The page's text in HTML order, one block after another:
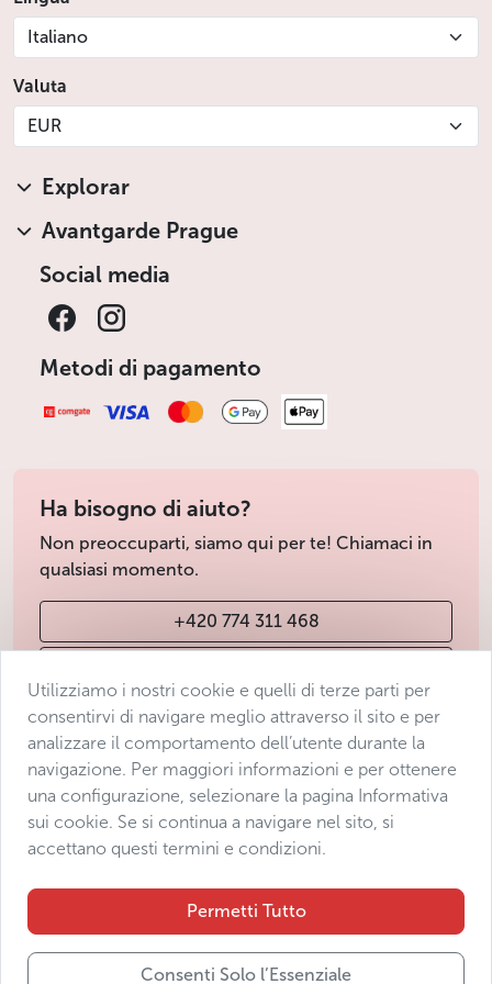
Italiano
Valuta
EUR
Explorar
Avantgarde Prague
Social media
Metodi di pagamento
Ha bisogno di aiuto?
Non preoccuparti, siamo qui per te! Chiamaci in
qualsiasi momento.
+420 774 311 468
Condizioni di vendita
Protezione dei dati
Dichiarazione di accessibilità
Manage consent
Utilizziamo i nostri cookie e quelli di terze parti per
consentirvi di navigare meglio attraverso il sito e per
analizzare il comportamento dell’utente durante la
navigazione. Per maggiori informazioni e per ottenere
una configurazione, selezionare la pagina Informativa
sui cookie. Se si continua a navigare nel sito, si
accettano questi termini e condizioni.
Permetti Tutto
Consenti Solo l’Essenziale